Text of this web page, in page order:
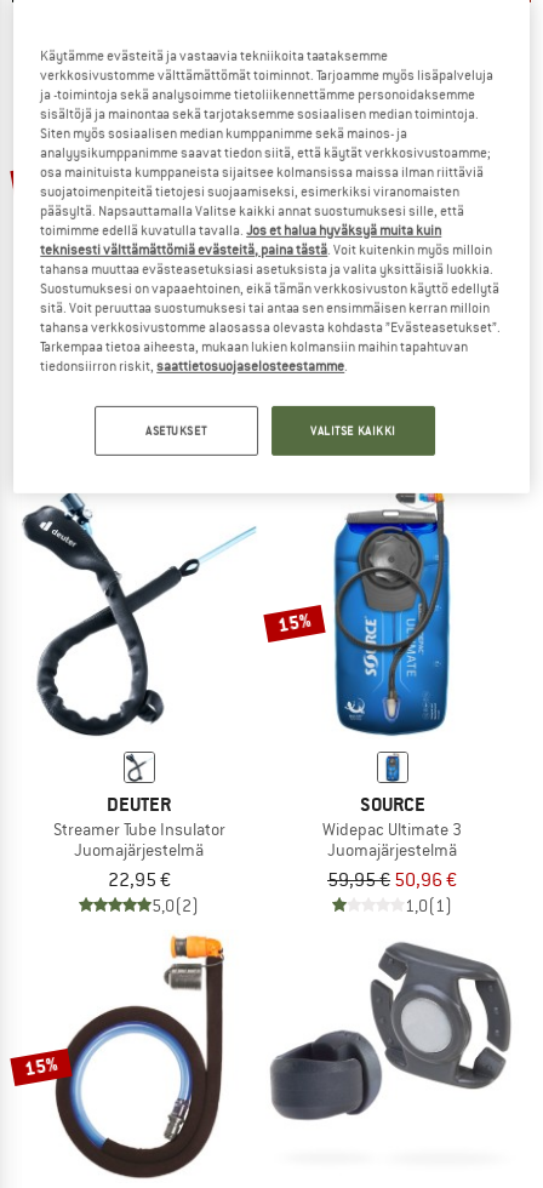
phase
NOW UP TO 50% OFF
TO THE SALE
15%
SOURCE
Juomajärjestelmä
37,36 €
4,1(7)
OSPREY
Juomajärjestelmä
61,95 €
2,5(2)
DEUTER
Streamer Tube Insulator
Juomajärjestelmä
22,95 €
5,0(2)
15%
SOURCE
Widepac Ultimate 3
Juomajärjestelmä
59,95 € 50,96 €
1,0(1)
15%
Käytämme evästeitä ja vastaavia tekniikoita taataksemme
verkkosivustomme välttämättömät toiminnot. Tarjoamme myös lisäpalveluja
ja -toimintoja sekä analysoimme tietoliikennettämme personoidaksemme
sisältöjä ja mainontaa sekä tarjotaksemme sosiaalisen median toimintoja.
Siten myös sosiaalisen median kumppanimme sekä mainos- ja
analyysikumppanimme saavat tiedon siitä, että käytät verkkosivustoamme;
osa mainituista kumppaneista sijaitsee kolmansissa maissa ilman riittäviä
suojatoimenpiteitä tietojesi suojaamiseksi, esimerkiksi viranomaisten
pääsyltä. Napsauttamalla Valitse kaikki annat suostumuksesi sille, että
toimimme edellä kuvatulla tavalla.Jos et halua hyväksyä muita kuin
teknisesti välttämättömiä evästeitä, paina tästä . Voit kuitenkin myös milloin
tahansa muuttaa evästeasetuksiasi asetuksista ja valita yksittäisiä luokkia.
Suostumuksesi on vapaaehtoinen, eikä tämän verkkosivuston käyttö edellytä
sitä. Voit peruuttaa suostumuksesi tai antaa sen ensimmäisen kerran milloin
tahansa verkkosivustomme alaosassa olevasta kohdasta ”Evästeasetukset”.
Tarkempaa tietoa aiheesta, mukaan lukien kolmansiin maihin tapahtuvan
tiedonsiirron riskit,saattietosuojaselosteestamme
ASETUKSET VALITSE KAIKKI